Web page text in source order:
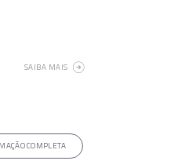
SAIBA MAIS
COMPLETA